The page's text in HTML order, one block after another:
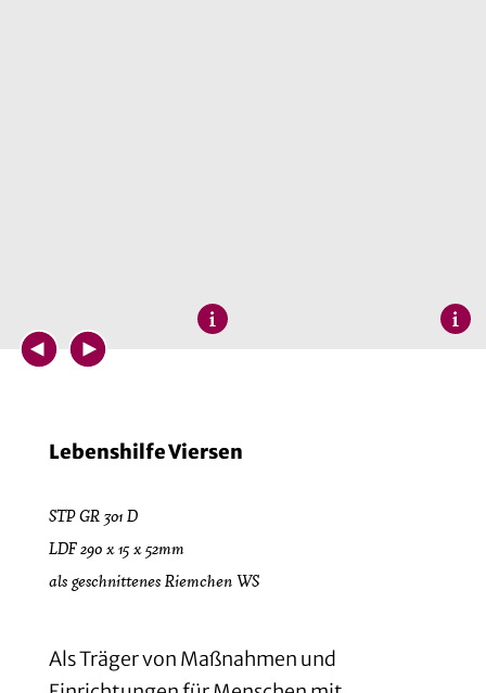
Lebenshilfe Viersen
STP GR 301 D
LDF 290 x 15 x 52mm
als geschnittenes Riemchen WS
Als Träger von Maßnahmen und